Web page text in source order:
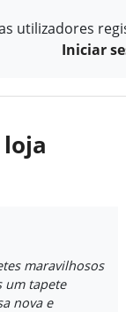
utilizadores
Iniciar
maravilhosos
um tapete
nova e